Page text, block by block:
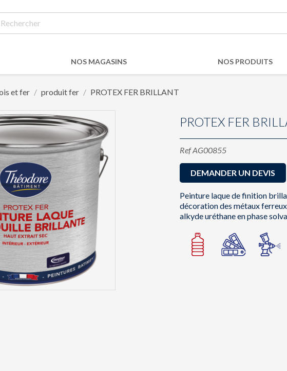
NOS MAGASINS NOS PRODUITS
et fer produit fer PROTEX FER BRILLANT
PROTEX FER
RefAG00855
DEMANDER UN DEVIS
Peinture laque de finition
décoration des métaux
alkyde uréthane en phase